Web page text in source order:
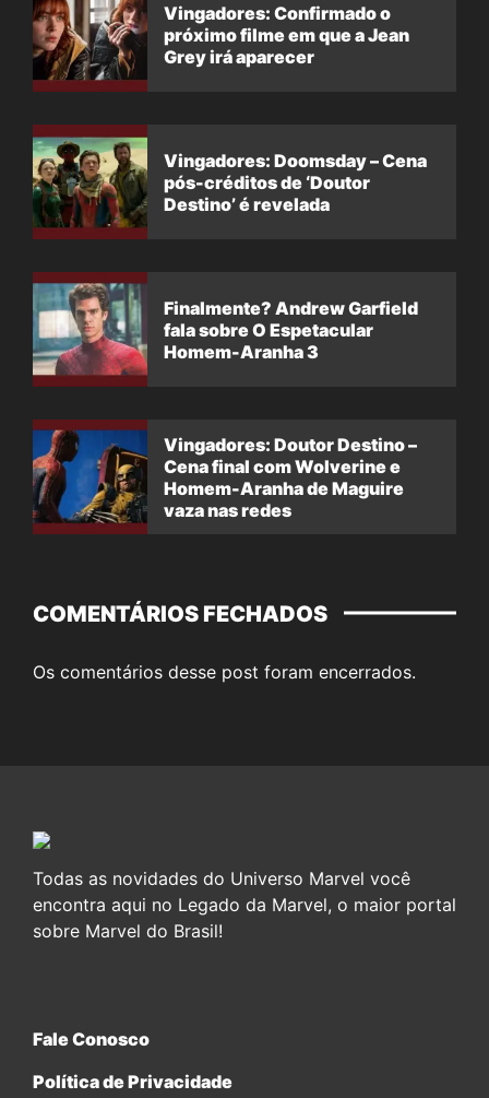
Vingadores: Confirmado o
próximo filme em que a Jean
Grey irá aparecer
Vingadores: Doomsday – Cena
pós-créditos de ‘Doutor
Destino’ é revelada
Finalmente? Andrew Garfield
fala sobre O Espetacular
Homem-Aranha 3
Vingadores: Doutor Destino –
Cena final com Wolverine e
Homem-Aranha de Maguire
vaza nas redes
COMENTÁRIOS FECHADOS
Os comentários desse post foram encerrados.
Todas as novidades do Universo Marvel você
encontra aqui no Legado da Marvel, o maior portal
sobre Marvel do Brasil!
Fale Conosco
Política de Privacidade